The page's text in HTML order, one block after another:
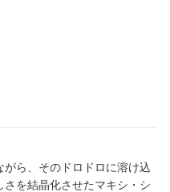
ら、そのドロドロに溶け込
を結晶化させたマキシ・シ